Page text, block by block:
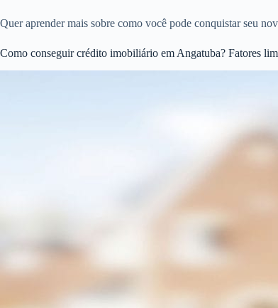
Quer aprender mais sobre como você pode conquistar seu
Como conseguir crédito imobiliário em Angatuba? Fatores